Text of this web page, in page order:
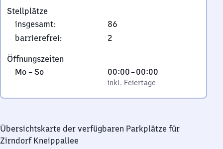
Metz-
Straße,
9
5
1
Zirndorf
Stellplätze
insgesamt:
86
barrierefrei: 2
Öffnungszeiten
Montag
Sonntag
Mo – So,
00:00–00:00
Von
0
Uhr
Uhr
inkl. Feiertage
Übersichtskarte der verfügbaren Parkplätze für
Zirndorf Kneippallee